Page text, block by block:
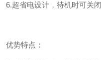
6.超省电设计，待机时可关
优势特点：